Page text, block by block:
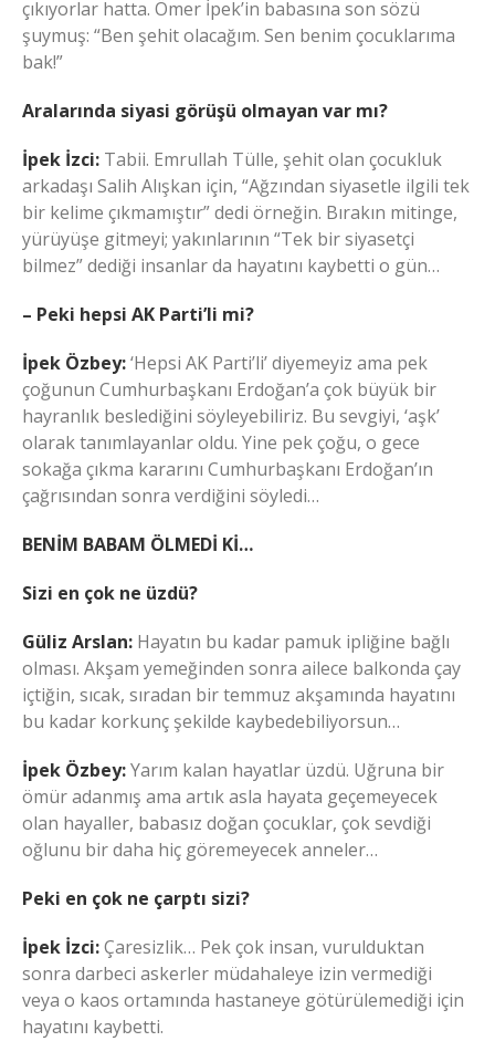
çıkıyorlar hatta. Ömer İpek’in babasına son sözü
şuymuş: “Ben şehit olacağım. Sen benim çocuklarıma
bak!”
Aralarında siyasi görüşü olmayan var mı?
İpek İzci: Tabii. Emrullah Tülle, şehit olan çocukluk
arkadaşı Salih Alışkan için, “Ağzından siyasetle ilgili tek
bir kelime çıkmamıştır” dedi örneğin. Bırakın mitinge,
yürüyüşe gitmeyi; yakınlarının “Tek bir siyasetçi
bilmez” dediği insanlar da hayatını kaybetti o gün…
– Peki hepsi AK Parti’li mi?
İpek Özbey:‘Hepsi AK Parti’li’ diyemeyiz ama pek
çoğunun Cumhurbaşkanı Erdoğan’a çok büyük bir
hayranlık beslediğini söyleyebiliriz. Bu sevgiyi, ‘aşk’
olarak tanımlayanlar oldu. Yine pek çoğu, o gece
sokağa çıkma kararını Cumhurbaşkanı Erdoğan’ın
çağrısından sonra verdiğini söyledi…
BENİM BABAM ÖLMEDİ Kİ…
Sizi en çok ne üzdü?
Güliz Arslan: Hayatın bu kadar pamuk ipliğine bağlı
olması. Akşam yemeğinden sonra ailece balkonda çay
içtiğin, sıcak, sıradan bir temmuz akşamında hayatını
bu kadar korkunç şekilde kaybedebiliyorsun…
İpek Özbey:Yarım kalan hayatlar üzdü. Uğruna bir
ömür adanmış ama artık asla hayata geçemeyecek
olan hayaller, babasız doğan çocuklar, çok sevdiği
oğlunu bir daha hiç göremeyecek anneler…
Peki en çok ne çarptı sizi?
İpek İzci:Çaresizlik… Pek çok insan, vurulduktan
sonra darbeci askerler müdahaleye izin vermediği
veya o kaos ortamında hastaneye götürülemediği için
hayatını kaybetti.